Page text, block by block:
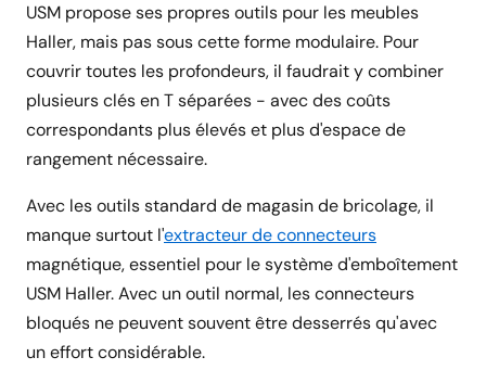
USM propose ses propres outils pour les meubles
Haller, mais pas sous cette forme modulaire. Pour
couvrir toutes les profondeurs, il faudrait y combiner
plusieurs clés en T séparées - avec des coûts
correspondants plus élevés et plus d'espace de
rangement nécessaire.
Avec les outils standard de magasin de bricolage, il
manque surtout l'extracteur de connecteurs
magnétique, essentiel pour le système d'emboîtement
USM Haller. Avec un outil normal, les connecteurs
bloqués ne peuvent souvent être desserrés qu'avec
un effort considérable.